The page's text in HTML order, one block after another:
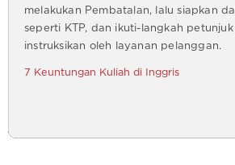
melakukan Pembatalan, lalu siapkan
seperti KTP, dan ikuti-langkah
instruksikan oleh layanan pelanggan.
7 Keuntungan Kuliah di Inggris